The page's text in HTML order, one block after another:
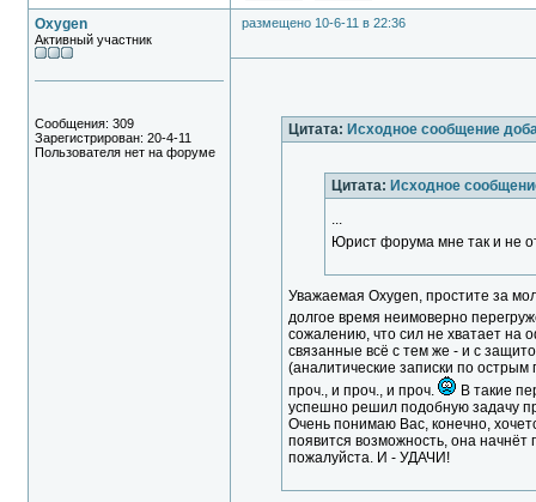
Oxygen
Активный участник
Сообщения: 309
Зарегистрирован: 20-4-11
Пользователя нет на форуме
размещено 10-6-11 в 22:36
Цитата: Исходное сообщение
Цитата: Исходное
...
Юрист форума мне так и не
Уважаемая Oxygen, простите за
долгое время неимоверно
сожалению, что сил не хватает
связанные всё с тем же - и с
(аналитические записки по
проч., и проч., и проч.
В такие
успешно решил подобную задачу
Очень понимаю Вас, конечно,
появится возможность, она
пожалуйста. И - УДАЧИ!